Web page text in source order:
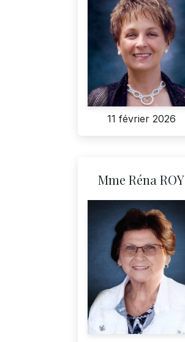
11 février 2026
Mme Réna ROY